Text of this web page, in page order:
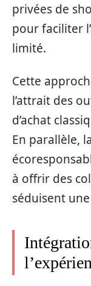
privées de
pour faciliter
limité.
Cette
l’attrait des
d’achat
En parallèle,
à offrir des
séduisent